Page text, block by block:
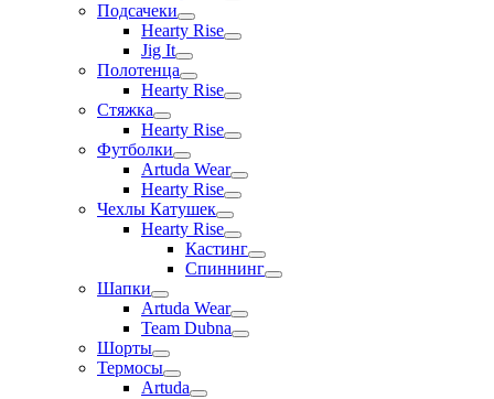
Подсачеки
Hearty Rise
Jig It
Полотенца
Hearty Rise
Стяжка
Hearty Rise
Футболки
Artuda Wear
Hearty Rise
Чехлы Катушек
Hearty Rise
Кастинг
Спиннинг
Шапки
Artuda Wear
Team Dubna
Шорты
Термосы
Artuda